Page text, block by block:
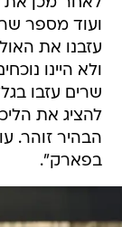
לאחר מכן את
ועוד מספר
עזבנו את
ולא היינו
שרים עזבו
להציג את
הבהיר זוהר.
בפארק".